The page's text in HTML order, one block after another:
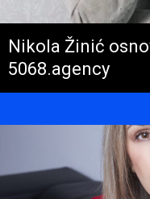
Nikola Žinić
5068.agency